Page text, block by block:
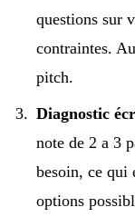
questions sur
contraintes.
pitch.
Diagnostic
note de 2 a 3
besoin, ce qui
options